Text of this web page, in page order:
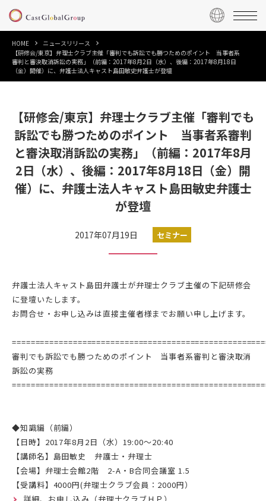
HOME
ニュースリリース
【研修会/東京】弁理士クラブ主催「審判でも訴訟でも勝つためのポイント 当事者系
審判と審決取消訴訟の実務」（前編：2017年8月2日（水）、後編：2017年8月18日
（金）開催）に、弁護士法人キャスト島田敏史弁護士が登壇
【研修会/東京】弁理士クラブ主催「審判でも
訴訟でも勝つためのポイント 当事者系審判
と審決取消訴訟の実務」（前編：2017年8月
2日（水）、後編：2017年8月18日（金）開
催）に、弁護士法人キャスト島田敏史弁護士
が登壇
2017年07月19日 セミナー
弁護士法人キャスト島田弁護士が弁理士クラブ主催の下記研修会
に登壇いたします。
お問合せ・お申し込みは直接主催者様までお願い申し上げます。
審判でも訴訟でも勝つためのポイント 当事者系審判と審決取消
訴訟の実務
◆知識編（前編）
【日時】2017年8月2日（水）19:00～20:40
【講師名】島田敏史 弁護士・弁理士
【会場】弁理士会館2階 2-A・B合同会議室 1.5
【受講料】4000円(弁理士クラブ会員：2000円）